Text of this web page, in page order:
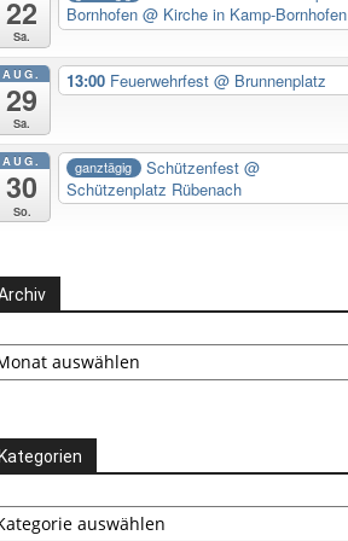
22
Sa.
Bornhofen @ Kirche in Kamp-Bornhofen
AUG.
29
Sa.
13:00 Feuerwehrfest @ Brunnenplatz
AUG.
30
So.
ganztägig Schützenfest@
Schützenplatz Rübenach
Kategorien